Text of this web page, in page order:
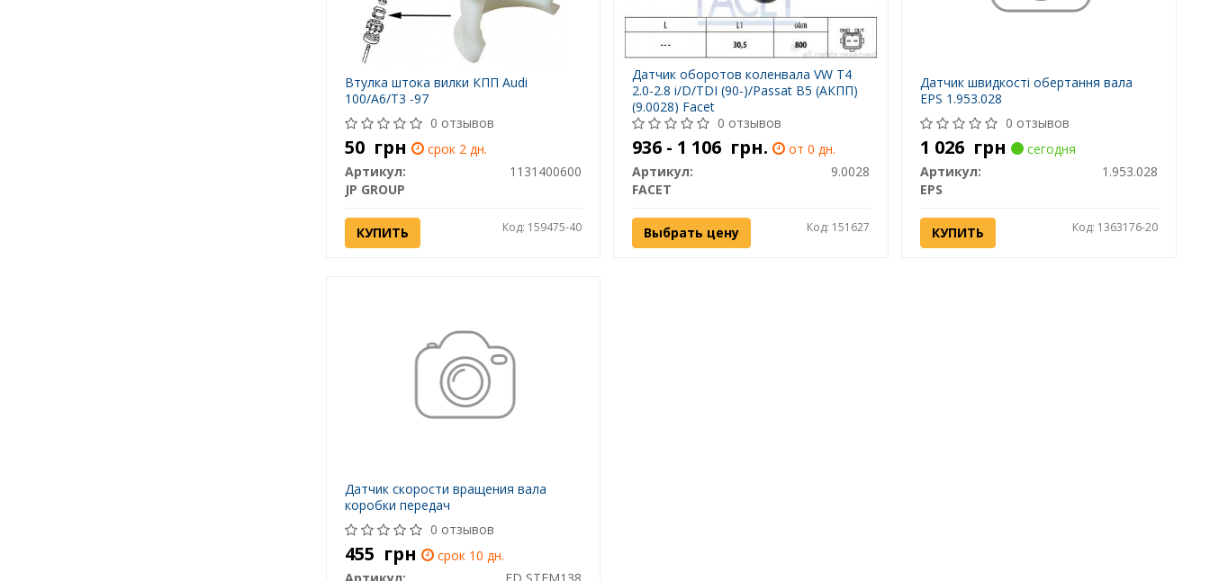
Втулка штока вилки КПП Audi
100/A6/T3 -97
0 отзывов
50 грн
срок 2 дн.
Артикул:
1131400600
JP GROUP
КУПИТЬ Код: 159475-40
Датчик оборотов коленвала VW T4
2.0-2.8 i/D/TDI (90-)/Passat B5 (АКПП)
(9.0028) Facet
0 отзывов
936 - 1 106 грн.
от 0 дн.
Артикул:
9.0028
FACET
Выбрать цену Код: 151627
Датчик швидкості обертання вала
EPS 1.953.028
0 отзывов
1 026 грн
сегодня
Артикул:
1.953.028
EPS
КУПИТЬ Код: 1363176-20
Датчик скорости вращения вала
коробки передач
0 отзывов
455 грн
срок 10 дн.